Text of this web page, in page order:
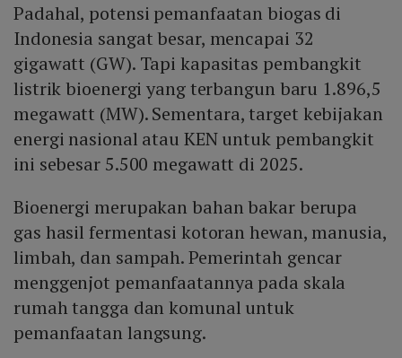
Padahal, potensi pemanfaatan biogas di
Indonesia sangat besar, mencapai 32
gigawatt (GW). Tapi kapasitas pembangkit
listrik bioenergi yang terbangun baru 1.896,5
megawatt (MW). Sementara, target kebijakan
energi nasional atau KEN untuk pembangkit
ini sebesar 5.500 megawatt di 2025.
Bioenergi merupakan bahan bakar berupa
gas hasil fermentasi kotoran hewan, manusia,
limbah, dan sampah. Pemerintah gencar
menggenjot pemanfaatannya pada skala
rumah tangga dan komunal untuk
pemanfaatan langsung.